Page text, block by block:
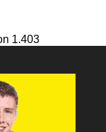
1.403